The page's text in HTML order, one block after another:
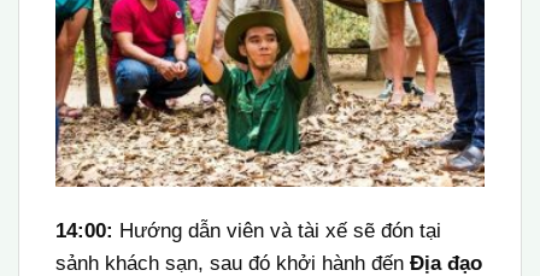
14:00: Hướng dẫn viên và tài xế sẽ đón tại
sảnh khách sạn, sau đó khởi hành đến Địa đạo